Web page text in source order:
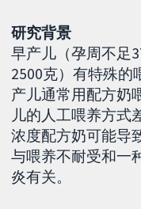
研究背景
早产儿（孕周不足
2500克）有特殊的
产儿通常用配方奶
儿的人工喂养方式
浓度配方奶可能导
与喂养不耐受和一
炎有关。